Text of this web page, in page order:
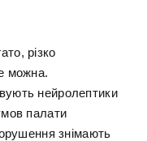
різко
можна.
нейролептики
палати
знімають